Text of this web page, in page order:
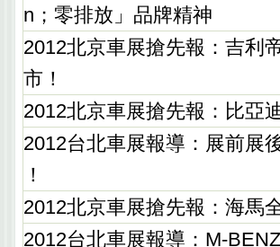
n；零排放」品牌精神
2012北京車展搶先報：吉利
市！
2012北京車展搶先報：比亞
2012台北車展報導：展前展
！
2012北京車展搶先報：海馬
2012台北車展報導：M-